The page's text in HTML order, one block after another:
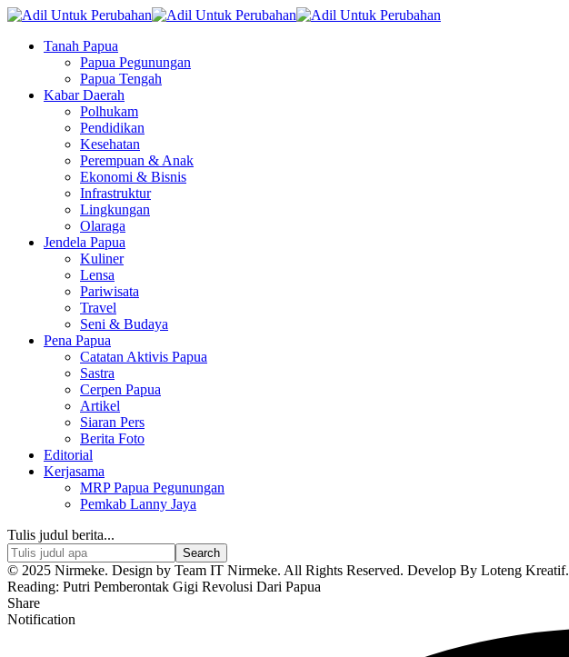
Tanah Papua
Papua Pegunungan
Papua Tengah
Kabar Daerah
Polhukam
Pendidikan
Kesehatan
Perempuan & Anak
Ekonomi & Bisnis
Infrastruktur
Lingkungan
Olaraga
Jendela Papua
Kuliner
Lensa
Pariwisata
Travel
Seni & Budaya
Pena Papua
Catatan Aktivis Papua
Sastra
Cerpen Papua
Artikel
Siaran Pers
Berita Foto
Editorial
Kerjasama
MRP Papua Pegunungan
Pemkab Lanny Jaya
Tulis judul berita...
© 2025 Nirmeke. Design by Team IT Nirmeke. All Rights Reserved. Develop By Loteng Kreatif.
Reading: Putri Pemberontak Gigi Revolusi Dari Papua
Share
Notification